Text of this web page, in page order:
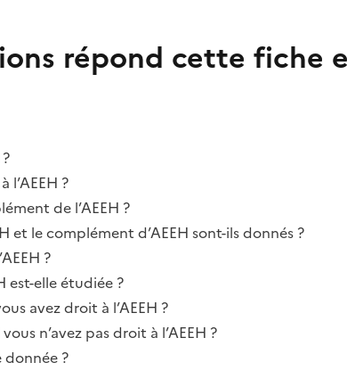
répond cette fiche
l’AEEH ?
de l’AEEH ?
et le complément d’AEEH sont-ils donnés ?
?
est-elle étudiée ?
avez droit à l’AEEH ?
n’avez pas droit à l’AEEH ?
donnée ?